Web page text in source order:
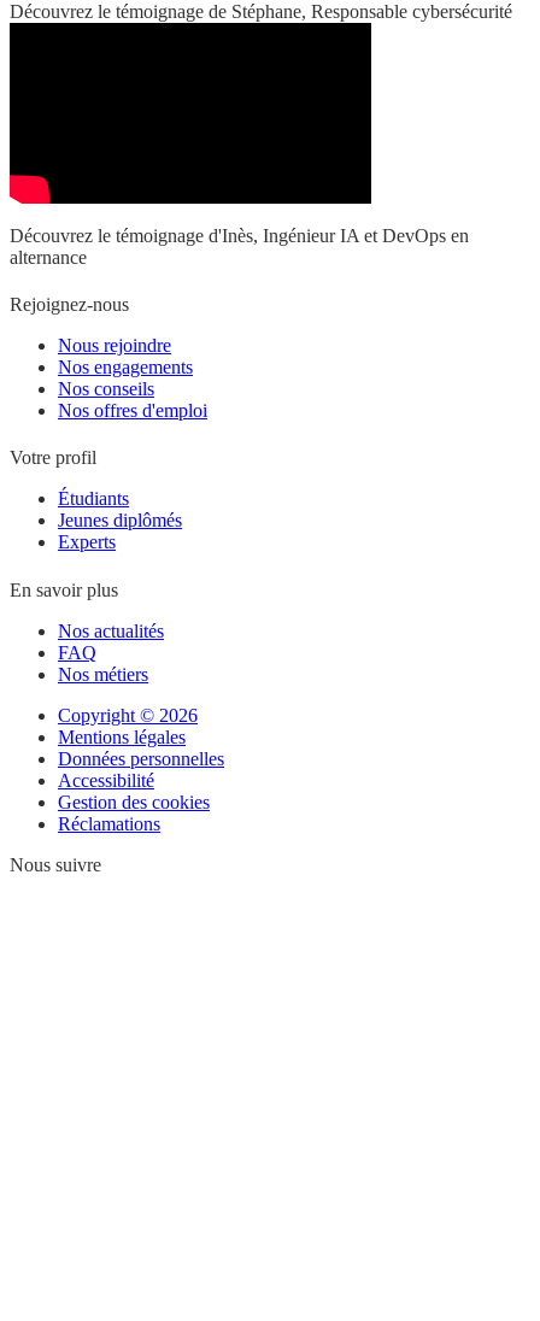
Découvrez le témoignage de Stéphane, Responsable cybersécurité
Découvrez le témoignage d'Inès, Ingénieur IA et DevOps en
alternance
Rejoignez-nous
Nous rejoindre
Nos engagements
Nos conseils
Nos offres d'emploi
Votre profil
Étudiants
Jeunes diplômés
Experts
En savoir plus
Nos actualités
FAQ
Nos métiers
Copyright © 2026
Mentions légales
Données personnelles
Accessibilité
Gestion des cookies
Réclamations
Nous suivre